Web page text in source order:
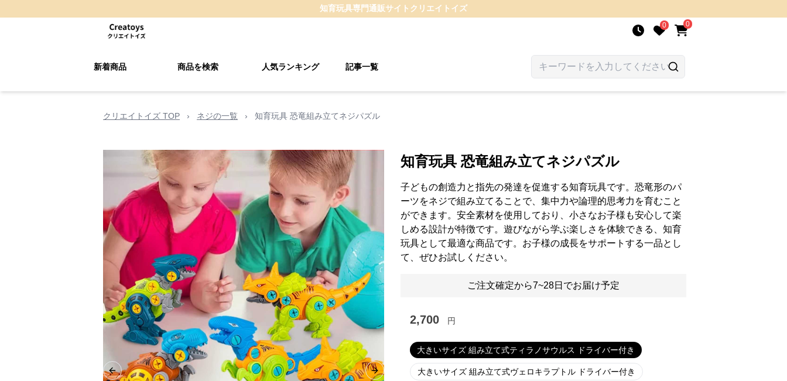
知育玩具専門通販サイト クリエイトイズ
0 0
新着商品 商品を検索 人気ランキング 記事一覧
クリエイトイズ TOP › ネジの一覧 › 知育玩具 恐竜組み立てネジパズル
Previous slide Next slide
知育玩具 恐竜組み立てネジパズル
子どもの創造力と指先の発達を促進する知育玩具です。恐竜形のパ
ーツをネジで組み立てることで、集中力や論理的思考力を育むこと
ができます。安全素材を使用しており、小さなお子様も安心して楽
しめる設計が特徴です。遊びながら学ぶ楽しさを体験できる、知育
玩具として最適な商品です。お子様の成長をサポートする一品とし
て、ぜひお試しください。
ご注文確定から7~28日でお届け予定
2,700 円
大きいサイズ 組み立て式ティラノサウルス ドライバー付き
大きいサイズ 組み立て式ヴェロキラプトル ドライバー付き